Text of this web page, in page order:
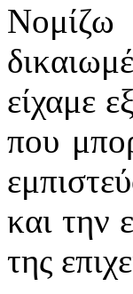
είχαμε
που
και την
της